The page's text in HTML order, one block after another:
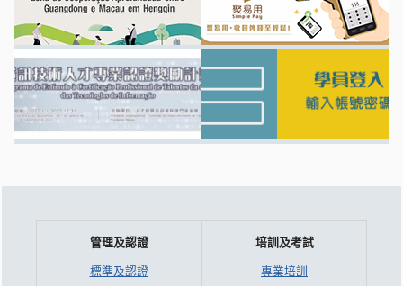
管理及認證
標準及認證
培訓及考試
專業培訓